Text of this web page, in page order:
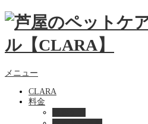
メニュー
CLARA
料金